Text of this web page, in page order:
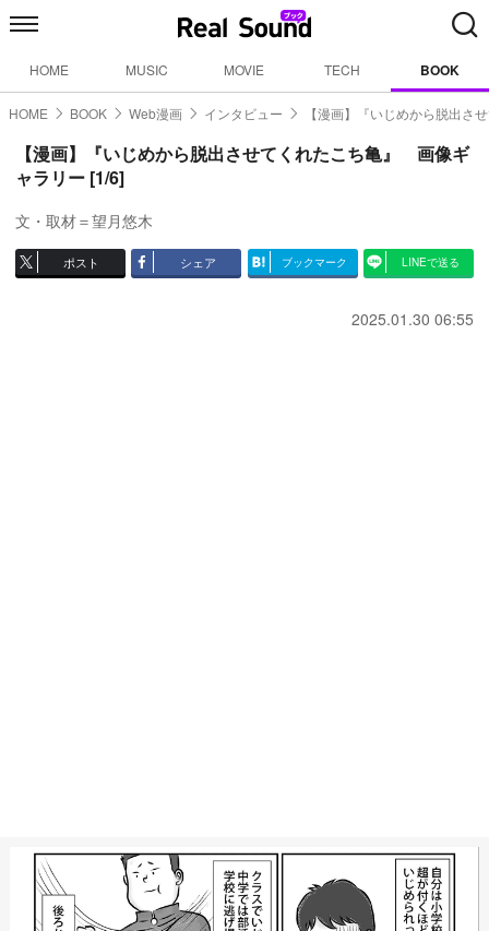
HOME MUSIC MOVIE TECH BOOK
HOME BOOK Web漫画 インタビュー 【漫画】『いじめから脱出さ
【漫画】『いじめから脱出させてくれたこち亀』 画像ギ
ャラリー [1/6]
文・取材＝望月悠木
ポスト シェア ブックマーク LINEで送る
2025.01.30 06:55